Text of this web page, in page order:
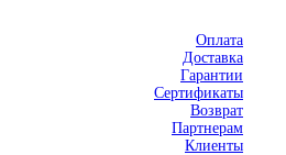
Оплата
Доставка
Гарантии
Сертификаты
Возврат
Партнерам
Клиенты